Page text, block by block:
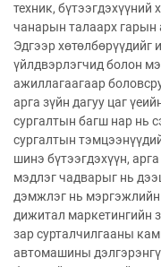
техник,
чанарын талаарх гарын
Эдгээр хөтөлбөрүүдийг
үйлдвэрлэгчид болон
ажиллагаагаар
арга зүйн дагуу цаг
сургалтын багш нар нь
сургалтын
шинэ бүтээгдэхүүн,
мэдлэг чадварыг нь
дэмжлэг нь мэргэжлийн
дижитал маркетингийн
зар сурталчилгааны
автомашины